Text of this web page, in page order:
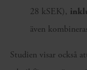
28 kSEK),
även
Studien visar också